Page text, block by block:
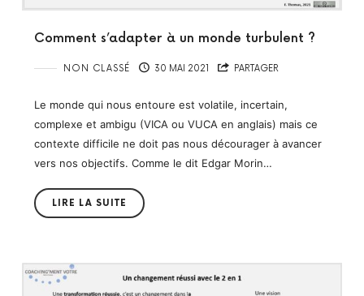
Comment s’adapter à un monde turbulent ?
NON CLASSÉ 30 MAI 2021 PARTAGER
Le monde qui nous entoure est volatile, incertain,
complexe et ambigu (VICA ou VUCA en anglais) mais ce
contexte difficile ne doit pas nous décourager à avancer
vers nos objectifs. Comme le dit Edgar Morin…
LIRE LA SUITE